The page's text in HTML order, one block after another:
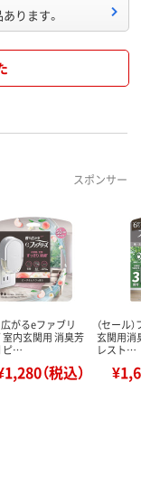
ります。
スポンサー
がるeファブリ
室内玄関用 消臭芳
ピ…
（税込）
（セール
玄関用消
レスト…